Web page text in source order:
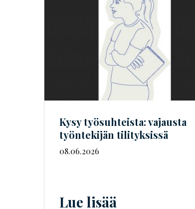
Kysy työsuhteista: vajausta
työntekijän tilityksissä
08.06.2026
Lue lisää